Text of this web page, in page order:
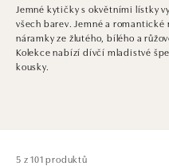
Jemné kytičky s okvětními lístky
všech barev. Jemné a
náramky ze žlutého, bílého a
Kolekce nabízí dívčí mladistvé
kousky.
5 z 101 produktů